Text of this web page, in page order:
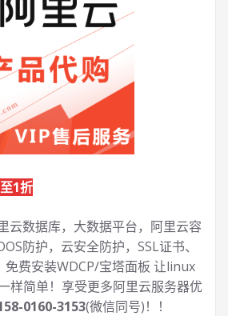
1折
云数据库，大数据平台，阿里云容
防护，云安全防护，SSL证书、
费安装WDCP/宝塔面板 让linux
样简单！享受更多阿里云服务器优
0160-3153(微信同号)！！